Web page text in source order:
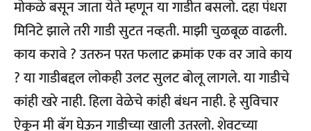
मोकळे बसून जाता येते म्हणून या गाडीत बसलो. दहा पंधरा
मिनिटे झाले तरी गाडी सुटत नव्हती. माझी चुळबूळ वाढली.
काय करावे ? उतरुन परत फलाट क्रमांक एक वर जावे काय
? या गाडीबद्दल लोकही उलट सुलट बोलू लागले. या गाडीचे
कांही खरे नाही. हिला वेळेचे कांही बंधन नाही. हे सुविचार
ऐकून मी बॅग घेऊन गाडीच्या खाली उतरलो. शेवटच्या